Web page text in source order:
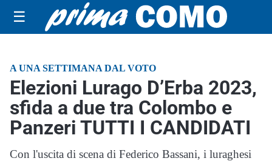
☰
A UNA SETTIMANA DAL VOTO
Elezioni Lurago D’Erba 2023,
sfida a due tra Colombo e
Panzeri TUTTI I CANDIDATI
Con l'uscita di scena di Federico Bassani, i luraghesi